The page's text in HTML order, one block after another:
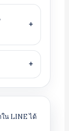
+
+
ใน LINE ได้